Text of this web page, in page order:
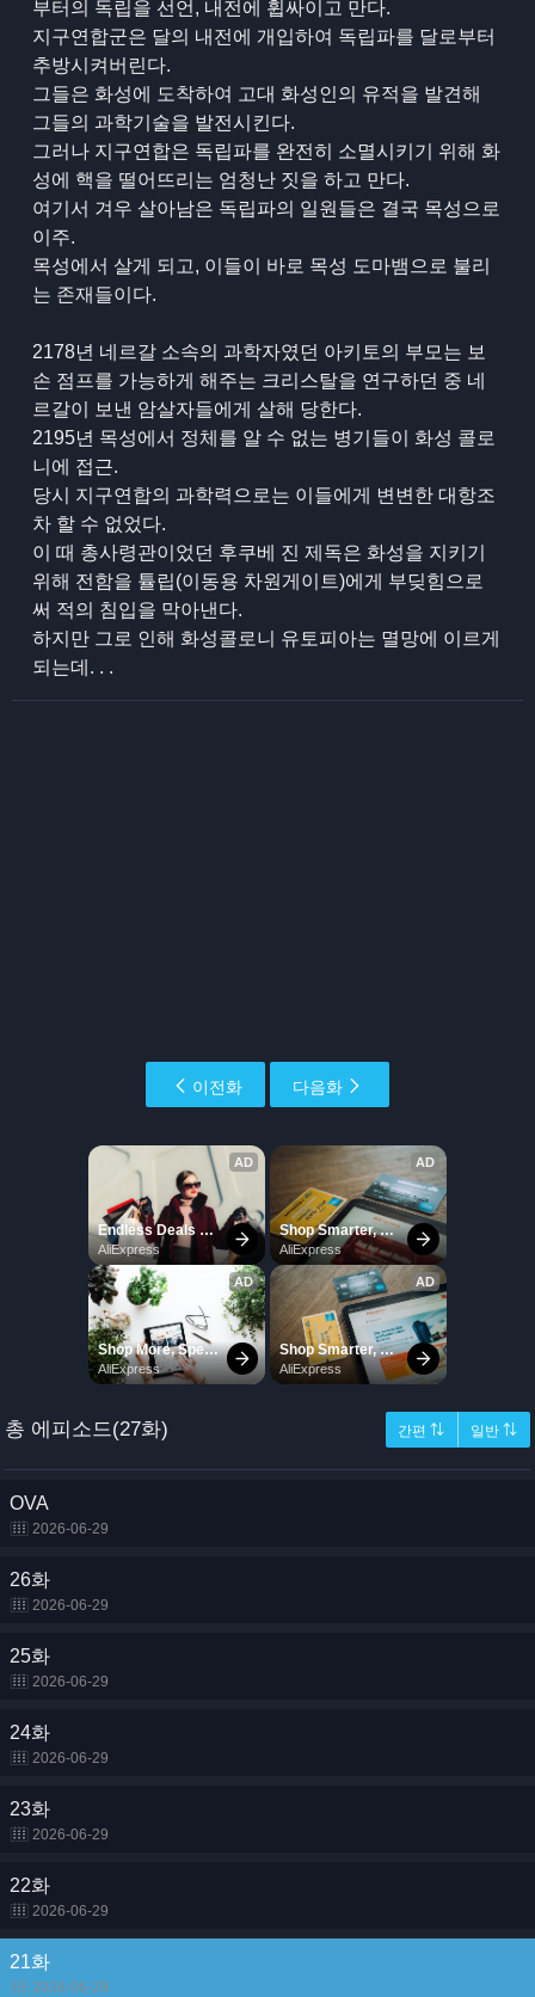
부터의 독립을 선언, 내전에 휩싸이고 만다.
지구연합군은 달의 내전에 개입하여 독립파를 달로부터
추방시켜버린다.
그들은 화성에 도착하여 고대 화성인의 유적을 발견해
그들의 과학기술을 발전시킨다.
그러나 지구연합은 독립파를 완전히 소멸시키기 위해 화
성에 핵을 떨어뜨리는 엄청난 짓을 하고 만다.
여기서 겨우 살아남은 독립파의 일원들은 결국 목성으로
이주.
목성에서 살게 되고, 이들이 바로 목성 도마뱀으로 불리
는 존재들이다.
2178년 네르갈 소속의 과학자였던 아키토의 부모는 보
손 점프를 가능하게 해주는 크리스탈을 연구하던 중 네
르갈이 보낸 암살자들에게 살해 당한다.
2195년 목성에서 정체를 알 수 없는 병기들이 화성 콜로
니에 접근.
당시 지구연합의 과학력으로는 이들에게 변변한 대항조
차 할 수 없었다.
이 때 총사령관이었던 후쿠베 진 제독은 화성을 지키기
위해 전함을 튤립(이동용 차원게이트)에게 부딪힘으로
써 적의 침입을 막아낸다.
하지만 그로 인해 화성콜로니 유토피아는 멸망에 이르게
되는데. . .
이전화 다음화
총 에피소드(27화) 간편 ⇅ 일반 ⇅
OVA
2026-06-29
26화
2026-06-29
25화
2026-06-29
24화
2026-06-29
23화
2026-06-29
22화
2026-06-29
21화
2026-06-29